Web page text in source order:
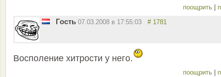
поощрить
Гость 07.03.2008 в 17:55:03 # 1781
Восполение хитрости у него.
поощрить